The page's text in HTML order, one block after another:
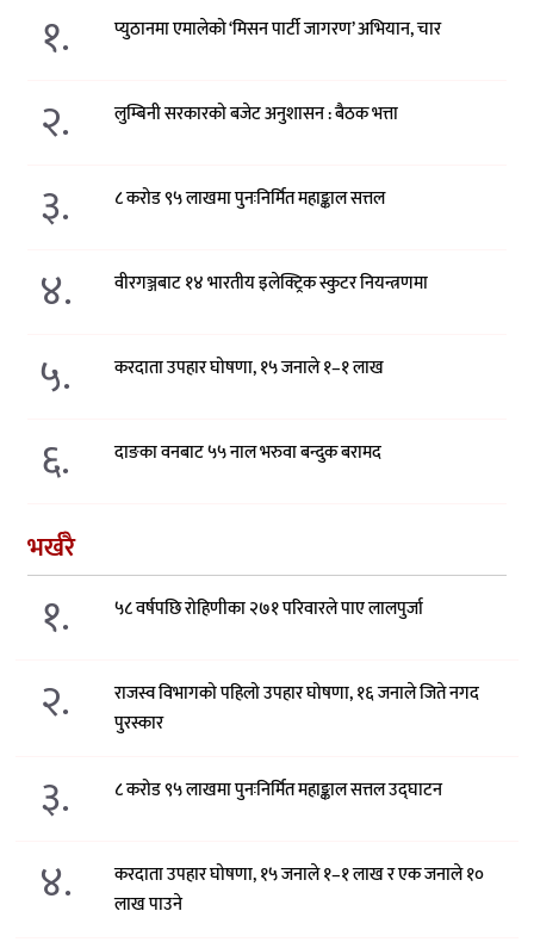
१. प्युठानमा एमालेको ‘मिसन पार्टी जागरण’ अभियान, चार
२. लुम्बिनी सरकारको बजेट अनुशासन : बैठक भत्ता
३. ८ करोड ९५ लाखमा पुनःनिर्मित महाङ्काल सत्तल
४. वीरगञ्जबाट १४ भारतीय इलेक्ट्रिक स्कुटर नियन्त्रणमा
५. करदाता उपहार घोषणा, १५ जनाले १–१ लाख
६. दाङका वनबाट ५५ नाल भरुवा बन्दुक बरामद
भर्खरै
१. ५८ वर्षपछि रोहिणीका २७१ परिवारले पाए लालपुर्जा
२.
राजस्व विभागको पहिलो उपहार घोषणा, १६ जनाले जिते नगद
पुरस्कार
३. ८ करोड ९५ लाखमा पुनःनिर्मित महाङ्काल सत्तल उद्घाटन
४.
करदाता उपहार घोषणा, १५ जनाले १–१ लाख र एक जनाले १०
लाख पाउने